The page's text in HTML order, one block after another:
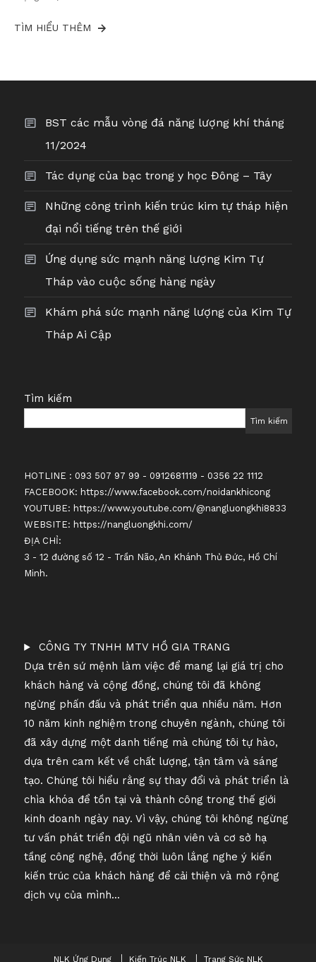
TÌM HIỂU THÊM
BST các mẫu vòng đá năng lượng khí tháng
11/2024
Tác dụng của bạc trong y học Đông – Tây
Những công trình kiến trúc kim tự tháp hiện
đại nổi tiếng trên thế giới
Ứng dụng sức mạnh năng lượng Kim Tự
Tháp vào cuộc sống hàng ngày
Khám phá sức mạnh năng lượng của Kim Tự
Tháp Ai Cập
Tìm kiếm
Tìm kiếm
HOTLINE : 093 507 97 99 - 0912681119 - 0356 22 1112
FACEBOOK:https://www.facebook.com/noidankhicong
YOUTUBE:https://www.youtube.com/@nangluongkhi8833
WEBSITE:https://nangluongkhi.com/
ĐỊA CHỈ:
3 - 12 đường số 12 - Trần Não, An Khánh Thủ Đức, Hồ Chí
Minh.
CÔNG TY TNHH MTV HỒ GIA TRANG
Dựa trên sứ mệnh làm việc để mang lại giá trị cho
khách hàng và cộng đồng, chúng tôi đã không
ngừng phấn đấu và phát triển qua nhiều năm. Hơn
10 năm kinh nghiệm trong chuyên ngành, chúng tôi
đã xây dựng một danh tiếng mà chúng tôi tự hào,
dựa trên cam kết về chất lượng, tận tâm và sáng
tạo. Chúng tôi hiểu rằng sự thay đổi và phát triển là
chìa khóa để tồn tại và thành công trong thế giới
kinh doanh ngày nay. Vì vậy, chúng tôi không ngừng
tư vấn phát triển đội ngũ nhân viên và cơ sở hạ
tầng công nghệ, đồng thời luôn lắng nghe ý kiến ​​
kiến ​​trúc của khách hàng để cải thiện và mở rộng
dịch vụ của mình...
NLK Ứng Dụng Kiến Trúc NLK Trang Sức NLK